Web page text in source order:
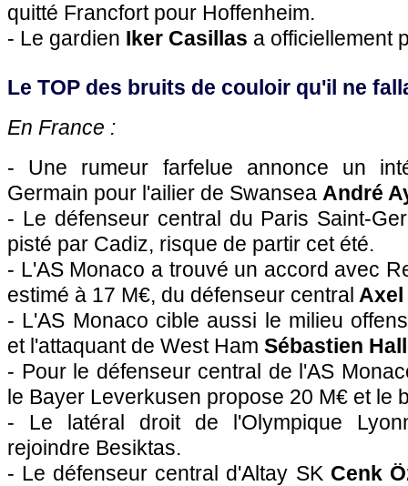
quitté Francfort pour Hoffenheim.
- Le gardien Iker Casillas a officiellement
Le TOP des bruits de couloir qu'il ne
En France :
- Une rumeur farfelue annonce un
Germain pour l'ailier de Swansea André
- Le défenseur central du Paris Saint-
pisté par Cadiz, risque de partir cet été.
- L'AS Monaco a trouvé un accord avec
estimé à 17 M€, du défenseur central
- L'AS Monaco cible aussi le milieu
et l'attaquant de West Ham Sébastien
- Pour le défenseur central de l'AS
le Bayer Leverkusen propose 20 M€ et le
- Le latéral droit de l'Olympique
rejoindre Besiktas.
- Le défenseur central d'Altay SK Cenk